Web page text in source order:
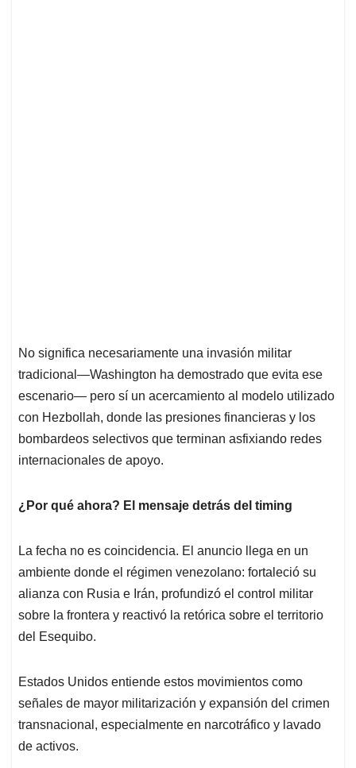
No significa necesariamente una invasión militar
tradicional—Washington ha demostrado que evita ese
escenario— pero sí un acercamiento al modelo utilizado
con Hezbollah, donde las presiones financieras y los
bombardeos selectivos que terminan asfixiando redes
internacionales de apoyo.
¿Por qué ahora? El mensaje detrás del timing
La fecha no es coincidencia. El anuncio llega en un
ambiente donde el régimen venezolano: fortaleció su
alianza con Rusia e Irán, profundizó el control militar
sobre la frontera y reactivó la retórica sobre el territorio
del Esequibo.
Estados Unidos entiende estos movimientos como
señales de mayor militarización y expansión del crimen
transnacional, especialmente en narcotráfico y lavado
de activos.